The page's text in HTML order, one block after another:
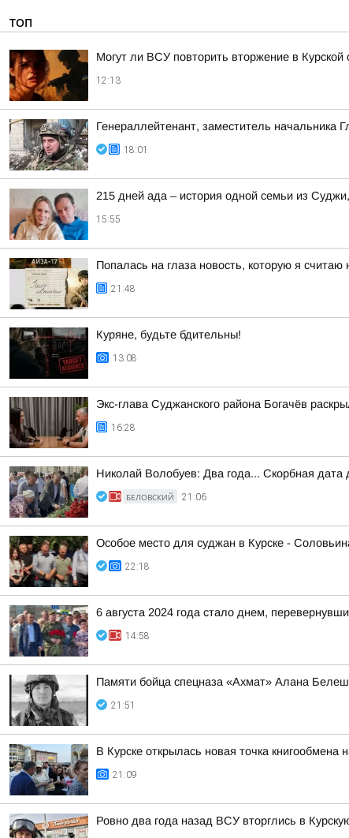
ТОП
Могут ли ВСУ повторить вторжение в
12:13
Генераллейтенант, заместитель начальника
18:01
215 дней ада – история одной семьи из
15:55
Попалась на глаза новость, которую я
21:48
Куряне, будьте бдительны!
13:08
Экс-глава Суджанского района Богачёв
16:28
Николай Волобуев: Два года... Скорбная дата
БЕЛОВСКИЙ 21:06
Особое место для суджан в Курске -
22:18
6 августа 2024 года стало днем,
14:58
Памяти бойца спецназа «Ахмат» Алана
21:51
В Курске открылась новая точка
21:09
Ровно два года назад ВСУ вторглись в